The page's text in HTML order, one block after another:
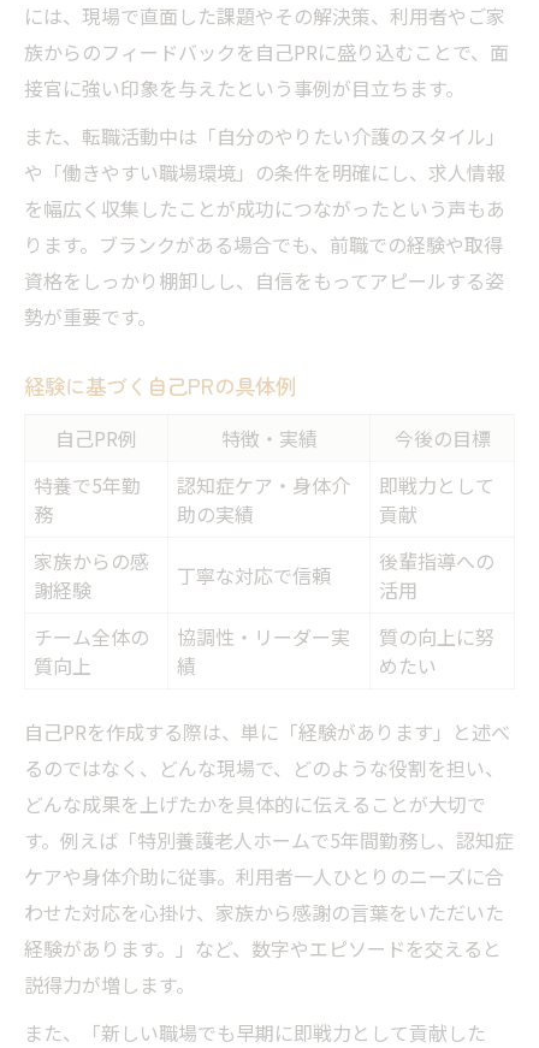
には、現場で直面した課題やその解決策、利用者やご家
族からのフィードバックを自己PRに盛り込むことで、面
接官に強い印象を与えたという事例が目立ちます。
また、転職活動中は「自分のやりたい介護のスタイル」
や「働きやすい職場環境」の条件を明確にし、求人情報
を幅広く収集したことが成功につながったという声もあ
ります。ブランクがある場合でも、前職での経験や取得
資格をしっかり棚卸しし、自信をもってアピールする姿
勢が重要です。
経験に基づく自己PRの具体例
自己PR例 特徴・実績
今後の目標
特養で5年勤
務
認知症ケア・身体介
助の実績
即戦力として
貢献
家族からの感
謝経験
丁寧な対応で信頼
後輩指導への
活用
チーム全体の
質向上
協調性・リーダー実
績
質の向上に努
めたい
自己PRを作成する際は、単に「経験があります」と述べ
るのではなく、どんな現場で、どのような役割を担い、
どんな成果を上げたかを具体的に伝えることが大切で
す。例えば「特別養護老人ホームで5年間勤務し、認知症
ケアや身体介助に従事。利用者一人ひとりのニーズに合
わせた対応を心掛け、家族から感謝の言葉をいただいた
経験があります。」など、数字やエピソードを交えると
説得力が増します。
また、「新しい職場でも早期に即戦力として貢献した